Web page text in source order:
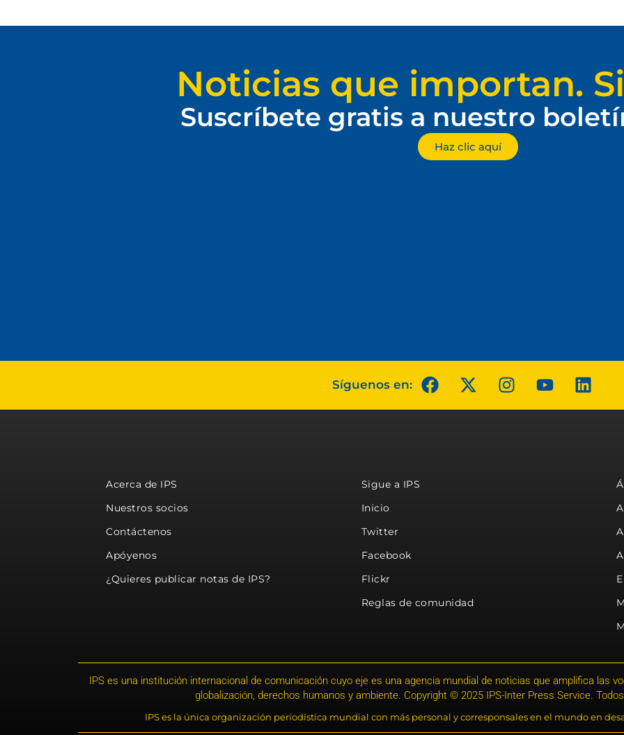
Noticias que importan.
Suscríbete gratis a nuestro
Haz clic aquí
Síguenos en:
Acerca de IPS
Nuestros socios
Contáctenos
Apóyenos
¿Quieres publicar notas de IPS?
Sigue a IPS
Inicio
Twitter
Facebook
Flickr
Reglas de comunidad
IPS es una institución internacional de comunicación cuyo eje es una agencia mundial de noticias que amplifica las
globalización, derechos humanos y ambiente. Copyright © 2025 IPS-Inter Press Service.
IPS es la única organización periodística mundial con más personal y corresponsales en el mundo en